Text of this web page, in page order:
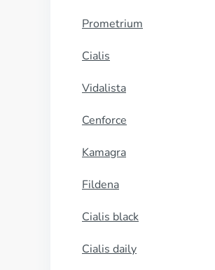
Prometrium
Cialis
Vidalista
Cenforce
Kamagra
Fildena
Cialis black
Cialis daily